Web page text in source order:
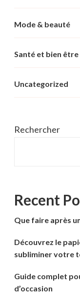
Mode & beauté
Santé et bien être
Uncategorized
Rechercher
Recent
Que faire après
Découvrez le
subliminer votre
Guide complet
d’occasion